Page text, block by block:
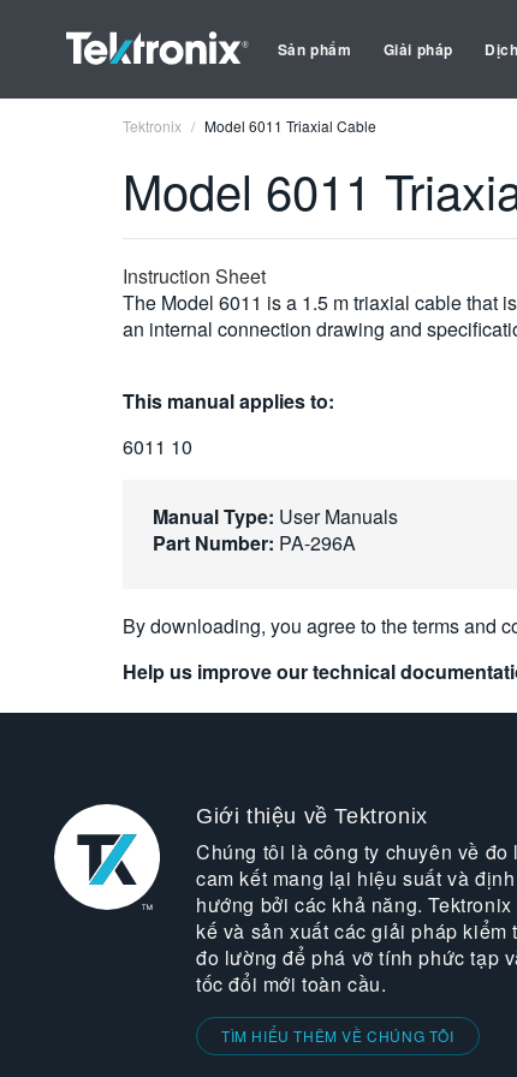
Sản phẩm Giải pháp
Tektronix Model 6011 Triaxial Cable
Model 6011
Instruction Sheet
The Model 6011 is a 1.5 m triaxial cable that
an internal connection drawing and
This manual applies to:
6011 10
Manual Type: User Manuals
Part Number: PA-296A
By downloading, you agree to the terms and
Help us improve our technical
Giới thiệu về Tektronix
Chúng tôi là công ty chuyên về đo
cam kết mang lại hiệu suất và định
hướng bởi các khả năng.
kế và sản xuất các giải pháp kiểm
đo lường để phá vỡ tính phức tạp
tốc đổi mới toàn cầu.
TÌM HIỂU THÊM VỀ CHÚNG TÔI